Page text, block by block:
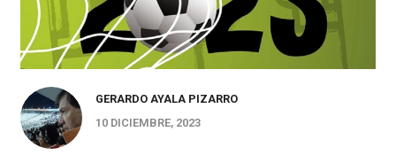
GERARDO AYALA PIZARRO
10 DICIEMBRE, 2023